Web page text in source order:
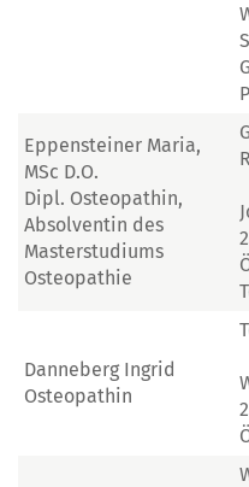
Eppensteiner Maria,
MSc D.O.
Dipl. Osteopathin,
Absolventin des
Masterstudiums
Osteopathie
Danneberg Ingrid
Osteopathin